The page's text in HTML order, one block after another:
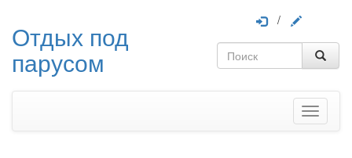
Отдых под
парусом
/
Меню